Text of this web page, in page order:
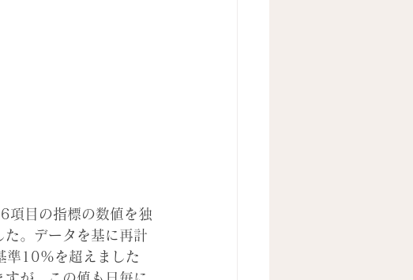
項目の指標の数値を独
。データを基に再計
準10%を超えました